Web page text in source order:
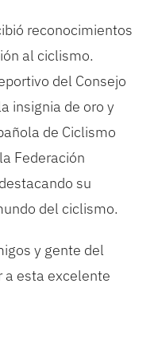
reconocimientos
al ciclismo.
del Consejo
insignia de oro y
de Ciclismo
Federación
su
del ciclismo.
y gente del
a esta excelente